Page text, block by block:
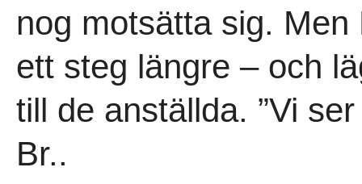
nog motsätta sig.
ett steg längre – och
till de anställda. ”Vi
Br..